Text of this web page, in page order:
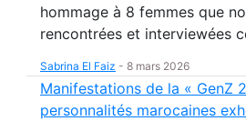
hommage à 8 femmes que
rencontrées et interviewées
Sabrina El Faiz - 8 mars 2026
Manifestations de la « GenZ
personnalités marocaines